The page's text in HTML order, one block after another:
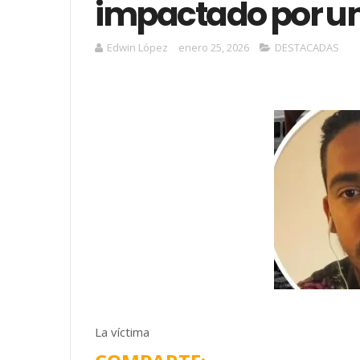
impactado por
Edwin López enero 25, 2026 DESTACADAS
La víctima